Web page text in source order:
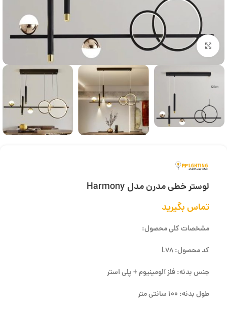
بزرگنمایی تصویر
لوستر خطی مدرن مدل Harmony
تماس بگیرید
مشخصات کلی محصول:
کد محصول: L78
جنس بدنه: فلز آلومینیوم + پلی استر
طول بدنه: 100 سانتی متر